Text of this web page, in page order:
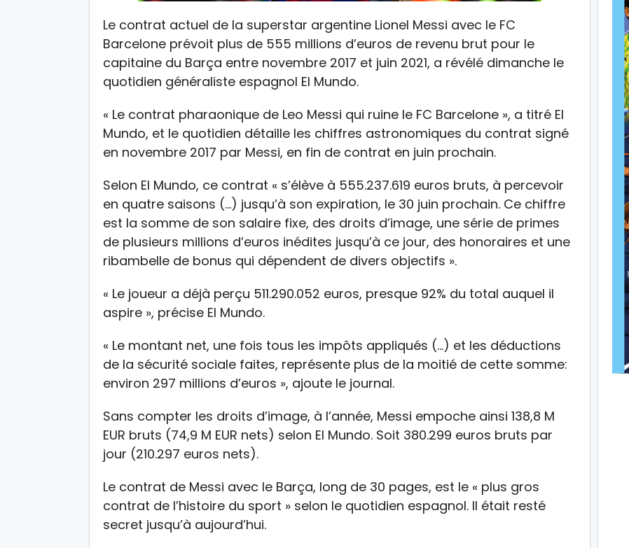
Le contrat actuel de la superstar argentine Lionel Messi avec le FC
Barcelone prévoit plus de 555 millions d’euros de revenu brut pour le
capitaine du Barça entre novembre 2017 et juin 2021, a révélé dimanche le
quotidien généraliste espagnol El Mundo.
« Le contrat pharaonique de Leo Messi qui ruine le FC Barcelone », a titré El
Mundo, et le quotidien détaille les chiffres astronomiques du contrat signé
en novembre 2017 par Messi, en fin de contrat en juin prochain.
Selon El Mundo, ce contrat « s’élève à 555.237.619 euros bruts, à percevoir
en quatre saisons (…) jusqu’à son expiration, le 30 juin prochain. Ce chiffre
est la somme de son salaire fixe, des droits d’image, une série de primes
de plusieurs millions d’euros inédites jusqu’à ce jour, des honoraires et une
ribambelle de bonus qui dépendent de divers objectifs ».
« Le joueur a déjà perçu 511.290.052 euros, presque 92% du total auquel il
aspire », précise El Mundo.
« Le montant net, une fois tous les impôts appliqués (…) et les déductions
de la sécurité sociale faites, représente plus de la moitié de cette somme:
environ 297 millions d’euros », ajoute le journal.
Sans compter les droits d’image, à l’année, Messi empoche ainsi 138,8 M
EUR bruts (74,9 M EUR nets) selon El Mundo. Soit 380.299 euros bruts par
jour (210.297 euros nets).
Le contrat de Messi avec le Barça, long de 30 pages, est le « plus gros
contrat de l’histoire du sport » selon le quotidien espagnol. Il était resté
secret jusqu’à aujourd’hui.